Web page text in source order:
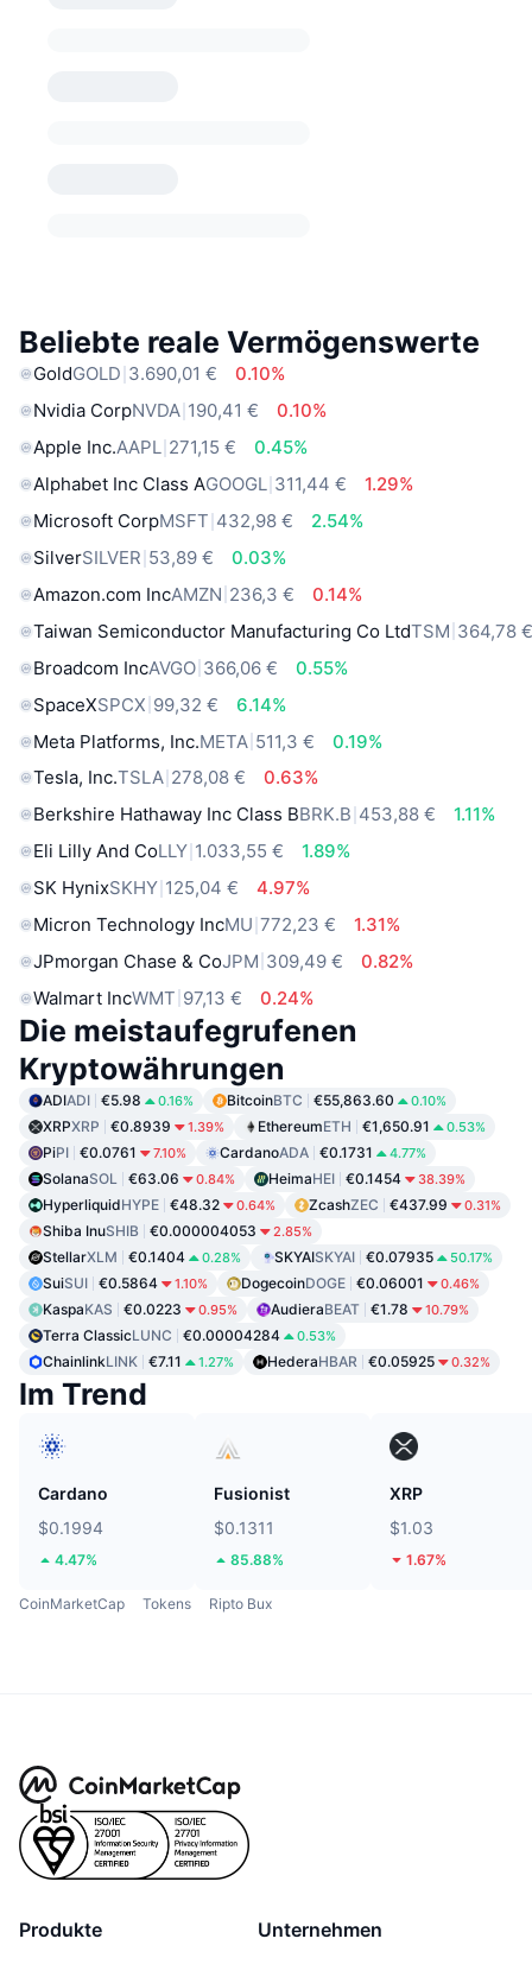
Beliebte reale Vermögenswerte
GoldGOLD 3.690,01 €
0.10%
Nvidia CorpNVDA 190,41 €
0.10%
Apple Inc.AAPL 271,15 €
0.45%
Alphabet Inc Class AGOOGL 311,44 €
1.29%
Microsoft CorpMSFT 432,98 €
2.54%
SilverSILVER 53,89 €
0.03%
Amazon.com IncAMZN 236,3 €
0.14%
Taiwan Semiconductor Manufacturing Co LtdTSM 364,78
Broadcom IncAVGO 366,06 €
0.55%
SpaceXSPCX 99,32 €
6.14%
Meta Platforms, Inc.META 511,3 €
0.19%
Tesla, Inc.TSLA 278,08 €
0.63%
Berkshire Hathaway Inc Class BBRK.B 453,88 €
1.11%
Eli Lilly And CoLLY 1.033,55 €
1.89%
SK HynixSKHY 125,04 €
4.97%
Micron Technology IncMU 772,23 €
1.31%
JPmorgan Chase & CoJPM 309,49 €
0.82%
Walmart IncWMT 97,13 € 0.24%
Die meistaufegrufenen
Kryptowährungen
ADIADI €5.98 0.16% BitcoinBTC €55,863.60 0.10%
XRPXRP €0.8939 1.39% EthereumETH €1,650.91 0.53%
PiPI €0.0761 7.10% CardanoADA €0.1731 4.77%
SolanaSOL €63.06 0.84% HeimaHEI €0.1454 38.39%
HyperliquidHYPE €48.32 0.64% ZcashZEC €437.99 0.31%
Shiba InuSHIB €0.000004053 2.85%
StellarXLM €0.1404 0.28% SKYAISKYAI €0.07935 50.17%
SuiSUI €0.5864 1.10% DogecoinDOGE €0.06001 0.46%
KaspaKAS €0.0223 0.95% AudieraBEAT €1.78 10.79%
Terra ClassicLUNC €0.00004284 0.53%
ChainlinkLINK €7.11 1.27% HederaHBAR €0.05925 0.32%
Im Trend
Cardano
$0.1994
4.47%
Fusionist
$0.1311
85.88%
XRP
$1.03
1.67%
CoinMarketCap Tokens Ripto Bux
Produkte Unternehmen